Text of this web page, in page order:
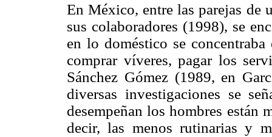
En México, entre las parejas de
sus colaboradores (1998), se
en lo doméstico se
comprar víveres, pagar los
Sánchez Gómez (1989, en
diversas investigaciones se
desempeñan los hombres están
decir, las menos rutinarias y